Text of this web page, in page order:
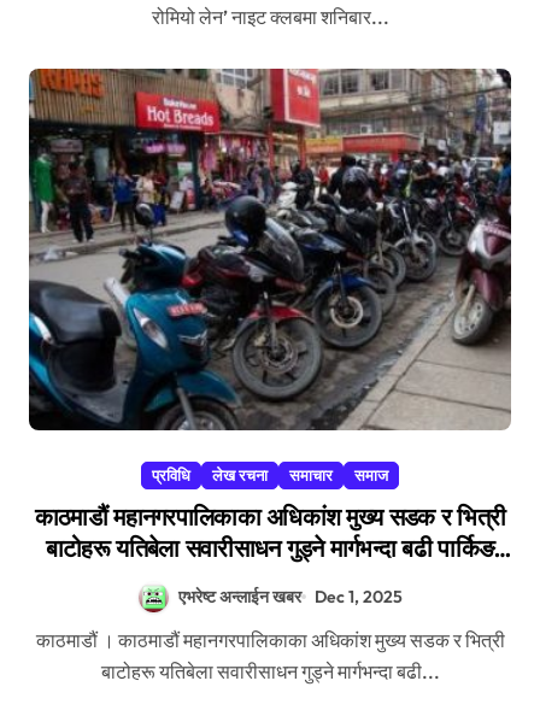
रोमियो लेन’ नाइट क्लबमा शनिबार...
प्रविधि लेख रचना समाचार समाज
काठमाडौं महानगरपालिकाका अधिकांश मुख्य सडक र भित्री
बाटोहरू यतिबेला सवारीसाधन गुड्ने मार्गभन्दा बढी पार्किङ
एभरेष्ट अन्लाईन खबर Dec 1, 2025
काठमाडौं । काठमाडौं महानगरपालिकाका अधिकांश मुख्य सडक र भित्री
बाटोहरू यतिबेला सवारीसाधन गुड्ने मार्गभन्दा बढी...